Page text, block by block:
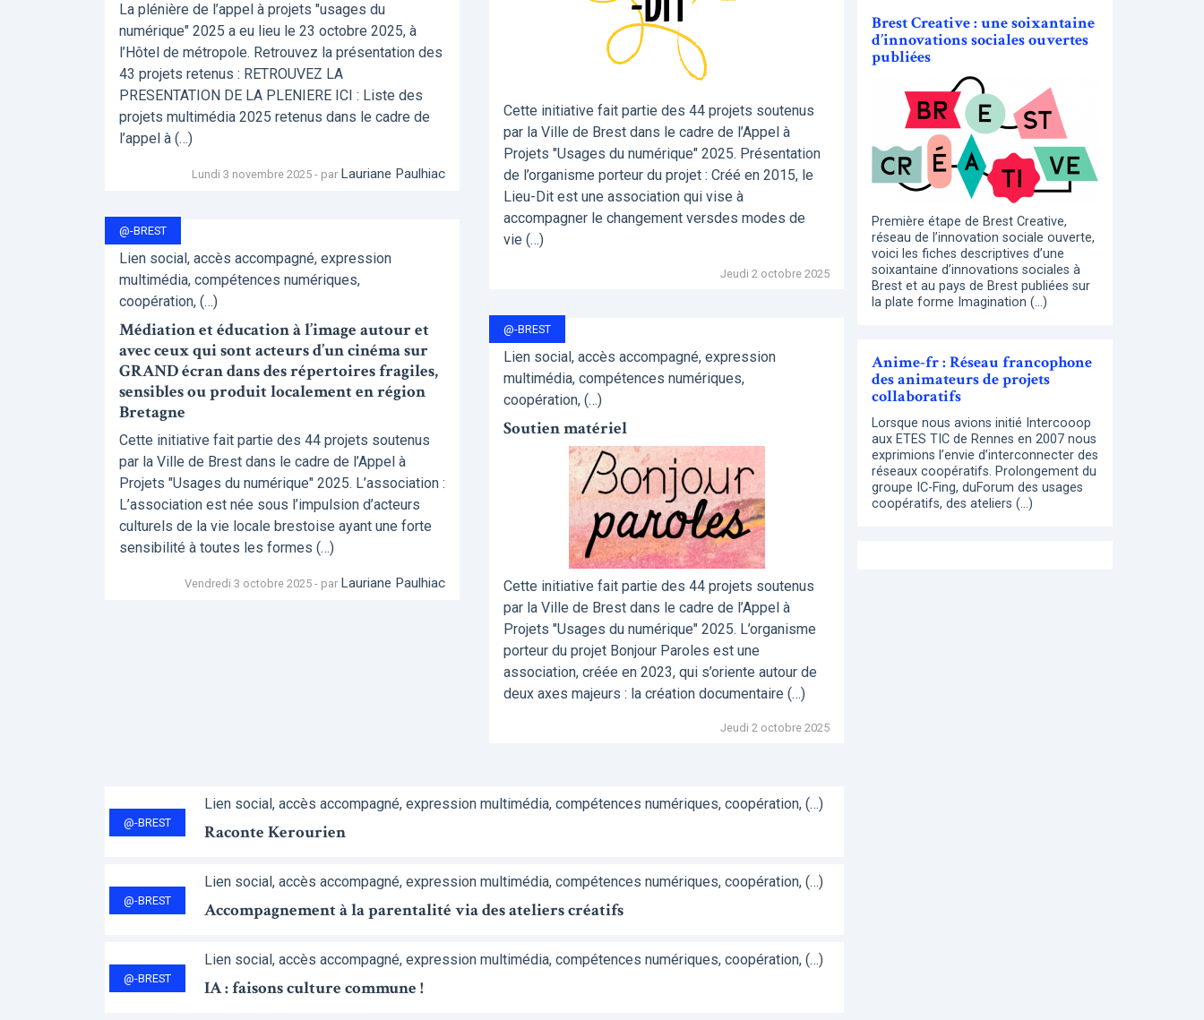
La plénière de l’appel à projets "usages du
numérique" 2025 a eu lieu le 23 octobre 2025, à
l’Hôtel de métropole. Retrouvez la présentation des
43 projets retenus : RETROUVEZ LA
PRESENTATION DE LA PLENIERE ICI : Liste des
projets multimédia 2025 retenus dans le cadre de
l’appel à (…)
Lundi 3 novembre 2025 - par Lauriane Paulhiac
@-BREST
Lien social, accès accompagné, expression
multimédia, compétences numériques,
coopération, (…)
Médiation et éducation à l’image autour et
avec ceux qui sont acteurs d’un cinéma sur
GRAND écran dans des répertoires fragiles,
sensibles ou produit localement en région
Bretagne
Cette initiative fait partie des 44 projets soutenus
par la Ville de Brest dans le cadre de l’Appel à
Projets "Usages du numérique" 2025. L’association :
L’association est née sous l’impulsion d’acteurs
culturels de la vie locale brestoise ayant une forte
sensibilité à toutes les formes (…)
Vendredi 3 octobre 2025 - par Lauriane Paulhiac
Cette initiative fait partie des 44 projets soutenus
par la Ville de Brest dans le cadre de l’Appel à
Projets "Usages du numérique" 2025. Présentation
de l’organisme porteur du projet : Créé en 2015, le
Lieu-Dit est une association qui vise à
accompagner le changement versdes modes de
vie (…)
Jeudi 2 octobre 2025
@-BREST
Lien social, accès accompagné, expression
multimédia, compétences numériques,
coopération, (…)
Soutien matériel
Cette initiative fait partie des 44 projets soutenus
par la Ville de Brest dans le cadre de l’Appel à
Projets "Usages du numérique" 2025. L’organisme
porteur du projet Bonjour Paroles est une
association, créée en 2023, qui s’oriente autour de
deux axes majeurs : la création documentaire (…)
Jeudi 2 octobre 2025
@-BREST
Lien social, accès accompagné, expression multimédia, compétences numériques, coopération, (…)
Raconte Kerourien
@-BREST
Lien social, accès accompagné, expression multimédia, compétences numériques, coopération, (…)
Accompagnement à la parentalité via des ateliers créatifs
@-BREST
Lien social, accès accompagné, expression multimédia, compétences numériques, coopération, (…)
IA : faisons culture commune !
Brest Creative : une soixantaine
d’innovations sociales ouvertes
publiées
Première étape de Brest Creative,
réseau de l’innovation sociale ouverte,
voici les fiches descriptives d’une
soixantaine d’innovations sociales à
Brest et au pays de Brest publiées sur
la plate forme Imagination (…)
Anime-fr : Réseau francophone
des animateurs de projets
collaboratifs
Lorsque nous avions initié Intercooop
aux ETES TIC de Rennes en 2007 nous
exprimions l’envie d’interconnecter des
réseaux coopératifs. Prolongement du
groupe IC-Fing, duForum des usages
coopératifs, des ateliers (…)